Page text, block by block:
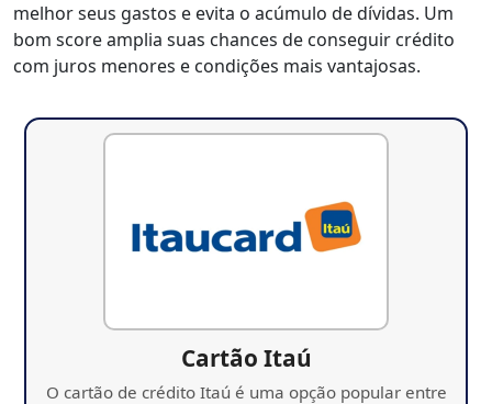
melhor seus gastos e evita o acúmulo de dívidas. Um
bom score amplia suas chances de conseguir crédito
com juros menores e condições mais vantajosas.
Cartão Itaú
O cartão de crédito Itaú é uma opção popular entre